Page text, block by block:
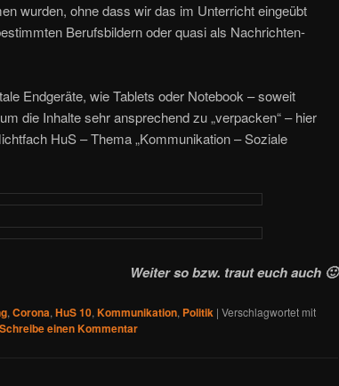
wurden, ohne dass wir das im Unterricht eingeübt
Berufsbildern oder quasi als Nachrichten-
Endgeräte, wie Tablets oder Notebook – soweit
die Inhalte sehr ansprechend zu „verpacken“ – hier
HuS – Thema „Kommunikation – Soziale
Weiter so bzw. traut euch auch 🙂
, Corona, HuS 10, Kommunikation, Politik | Verschlagwortet mit
Schreibe einen Kommentar